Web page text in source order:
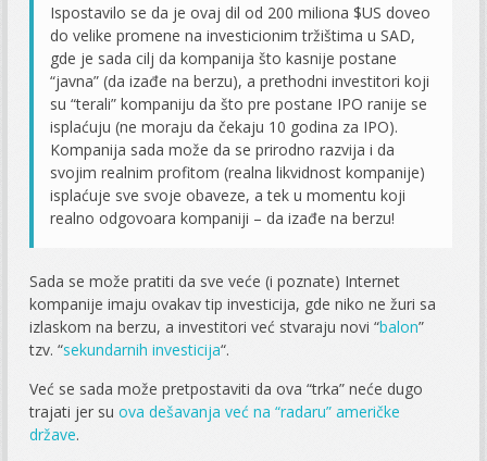
Ispostavilo se da je ovaj dil od 200 miliona $US doveo
do velike promene na investicionim tržištima u SAD,
gde je sada cilj da kompanija što kasnije postane
“javna” (da izađe na berzu), a prethodni investitori koji
su “terali” kompaniju da što pre postane IPO ranije se
isplaćuju (ne moraju da čekaju 10 godina za IPO).
Kompanija sada može da se prirodno razvija i da
svojim realnim profitom (realna likvidnost kompanije)
isplaćuje sve svoje obaveze, a tek u momentu koji
realno odgovoara kompaniji – da izađe na berzu!
Sada se može pratiti da sve veće (i poznate) Internet
kompanije imaju ovakav tip investicija, gde niko ne žuri sa
izlaskom na berzu, a investitori već stvaraju novi “balon”
tzv. “sekundarnih investicija“.
Već se sada može pretpostaviti da ova “trka” neće dugo
trajati jer suova dešavanja već na “radaru” američke
države.